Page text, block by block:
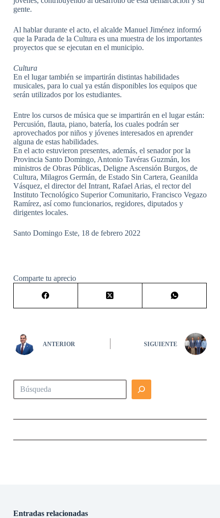
gente.
Al hablar durante el acto, el alcalde Manuel Jiménez informó
que la Parada de la Cultura es una muestra de los importantes
proyectos que se ejecutan en el municipio.
Cultura
En el lugar también se impartirán distintas habilidades
musicales, para lo cual ya están disponibles los equipos que
serán utilizados por los estudiantes.
Entre los cursos de música que se impartirán en el lugar están:
Percusión, flauta, piano, batería, los cuales podrán ser
aprovechados por niños y jóvenes interesados en aprender
alguna de estas habilidades.
En el acto estuvieron presentes, además, el senador por la
Provincia Santo Domingo, Antonio Tavéras Guzmán, los
ministros de Obras Públicas, Deligne Ascensión Burgos, de
Cultura, Milagros Germán, de Estado Sin Cartera, Geanilda
Vásquez, el director del Intrant, Rafael Arias, el rector del
Instituto Tecnológico Superior Comunitario, Francisco Vegazo
Ramírez, así como funcionarios, regidores, diputados y
dirigentes locales.
Santo Domingo Este, 18 de febrero 2022
Comparte tu aprecio
ANTERIOR SIGUIENTE
Buscar
Entradas relacionadas